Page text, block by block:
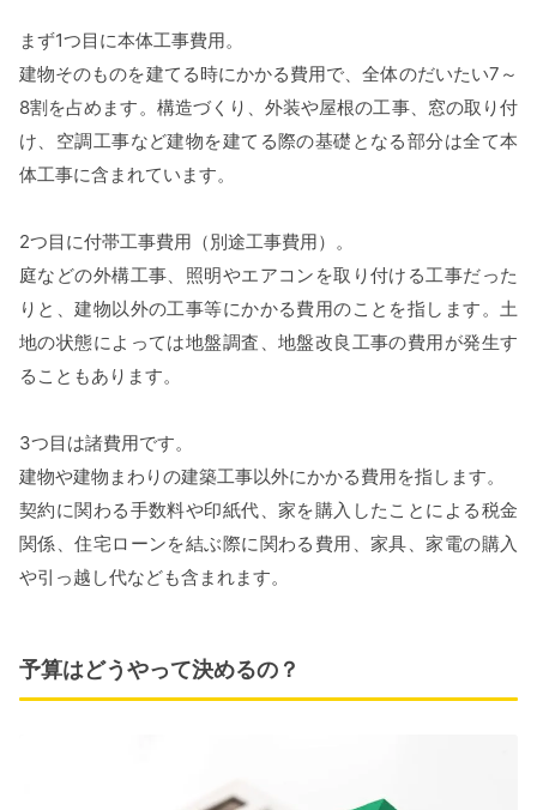
まず1つ目に本体工事費用。
建物そのものを建てる時にかかる費用で、全体のだいたい7～
8割を占めます。構造づくり、外装や屋根の工事、窓の取り付
け、空調工事など建物を建てる際の基礎となる部分は全て本
体工事に含まれています。
2つ目に付帯工事費用（別途工事費用）。
庭などの外構工事、照明やエアコンを取り付ける工事だった
りと、建物以外の工事等にかかる費用のことを指します。土
地の状態によっては地盤調査、地盤改良工事の費用が発生す
ることもあります。
3つ目は諸費用です。
建物や建物まわりの建築工事以外にかかる費用を指します。
契約に関わる手数料や印紙代、家を購入したことによる税金
関係、住宅ローンを結ぶ際に関わる費用、家具、家電の購入
や引っ越し代なども含まれます。
予算はどうやって決めるの？